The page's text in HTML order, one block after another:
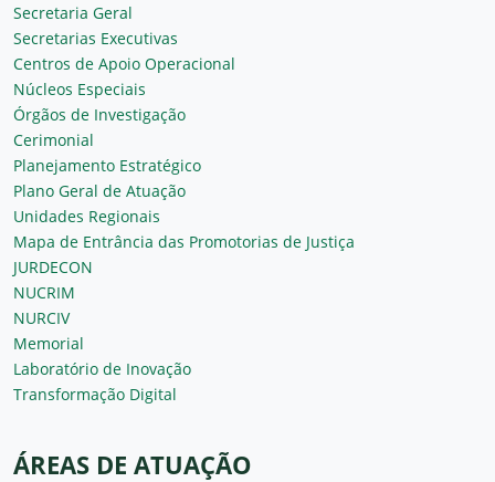
Secretaria Geral
Secretarias Executivas
Centros de Apoio Operacional
Núcleos Especiais
Órgãos de Investigação
Cerimonial
Planejamento Estratégico
Plano Geral de Atuação
Unidades Regionais
Mapa de Entrância das Promotorias de Justiça
JURDECON
NUCRIM
NURCIV
Memorial
Laboratório de Inovação
Transformação Digital
ÁREAS DE ATUAÇÃO